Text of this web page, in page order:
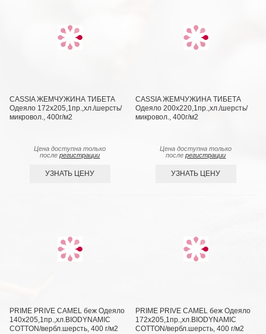
CASSIA ЖЕМЧУЖИНА ТИБЕТА
Одеяло 172х205,1пр.,хл./шерсть/
микровол., 400г/м2
Цена доступна только
послерегистрации
УЗНАТЬ ЦЕНУ
CASSIA ЖЕМЧУЖИНА ТИБЕТА
Одеяло 200х220,1пр.,хл./шерсть/
микровол., 400г/м2
Цена доступна только
послерегистрации
УЗНАТЬ ЦЕНУ
PRIME PRIVE CAMEL беж Одеяло
140х205,1пр.,хл.BIODYNAMIC
COTTON/вербл.шерсть, 400 г/м2
PRIME PRIVE CAMEL беж Одеяло
172х205,1пр.,хл.BIODYNAMIC
COTTON/вербл.шерсть, 400 г/м2